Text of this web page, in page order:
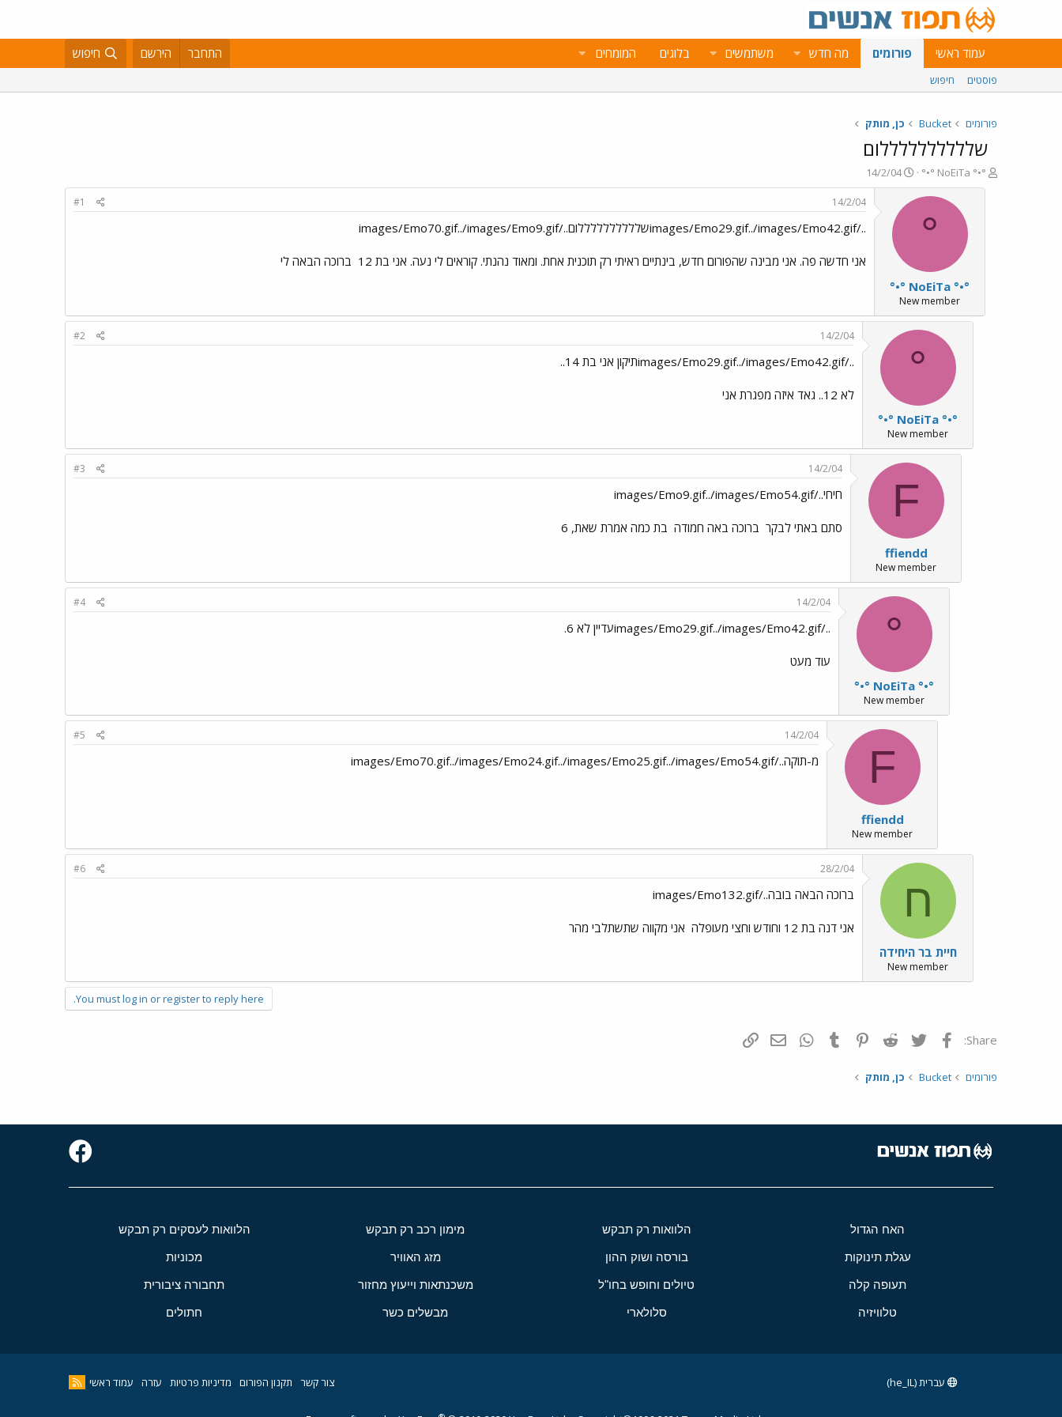
עמוד ראשי פורומים מה חדש משתמשים בלוגים המומחים התחבר הירשם חיפוש
פוסטים חיפוש
פורומים Bucket כן, מותק
שללללללללללום
פ
ו
°•° NoEiTa °•°
פ
ו
ס
ת
ר
י
ך
14/2/04
°
°•° NoEiTa °•°
New member
14/2/04
#1
../images/Emo29.gif../images/Emo42.gifשללללללללללום../images/Emo70.gif../images/Emo9.gif
אני חדשה פה. אני מבינה שהפורום חדש, בינתיים ראיתי רק תוכנית אחת. ומאוד נהנתי. קוראים לי נעה. אני בת 12 ברוכה הבאה לי
°
°•° NoEiTa °•°
New member
14/2/04
#2
../images/Emo29.gif../images/Emo42.gifתיקון אני בת 14..
לא 12.. גאד איזה מפגרת אני
F
ffiendd
New member
14/2/04
#3
חיחי../images/Emo9.gif../images/Emo54.gif
סתם באתי לבקר ברוכה באה חמודה בת כמה אמרת שאת, 6
°
°•° NoEiTa °•°
New member
14/2/04
#4
../images/Emo29.gif../images/Emo42.gifעדיין לא 6.
עוד מעט
F
ffiendd
New member
14/2/04
#5
מ-תוקה../images/Emo70.gif../images/Emo24.gif../images/Emo25.gif../images/Emo54.gif
ח
חיית בר היחידה
New member
28/2/04
#6
ברוכה הבאה בובה../images/Emo132.gif
אני דנה בת 12 וחודש וחצי מעופלה אני מקווה שתשתלבי מהר
You must log in or register to reply here.
Share: פייסבוק Twitter
Reddit
Pinterest
Tumblr
WhatsAppדואר אלקטרוני
פורומים Bucket כן, מותק
האח הגדול הלוואות רק תבקש מימון רכב רק תבקש הלוואות לעסקים רק תבקש
עגלת תינוקות בורסה ושוק ההון מזג האוויר מכוניות
תעופה קלה טיולים וחופש בחו"ל משכנתאות וייעוץ מחזור תחבורה ציבורית
טלוויזיה סלולארי מבשלים כשר חתולים
צור קשר תקנון הפורום מדיניות פרטיות עזרה עמוד ראשי עברית (he_IL)